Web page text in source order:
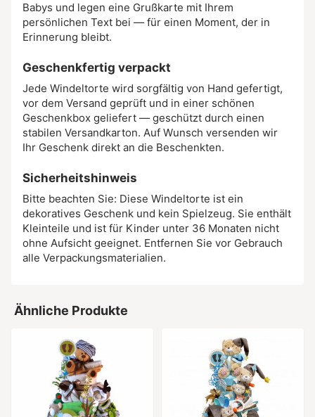
Babys und legen eine Grußkarte mit Ihrem
persönlichen Text bei — für einen Moment, der in
Erinnerung bleibt.
Geschenkfertig verpackt
Jede Windeltorte wird sorgfältig von Hand gefertigt,
vor dem Versand geprüft und in einer schönen
Geschenkbox geliefert — geschützt durch einen
stabilen Versandkarton. Auf Wunsch versenden wir
Ihr Geschenk direkt an die Beschenkten.
Sicherheitshinweis
Bitte beachten Sie: Diese Windeltorte ist ein
dekoratives Geschenk und kein Spielzeug. Sie enthält
Kleinteile und ist für Kinder unter 36 Monaten nicht
ohne Aufsicht geeignet. Entfernen Sie vor Gebrauch
alle Verpackungsmaterialien.
Ähnliche Produkte